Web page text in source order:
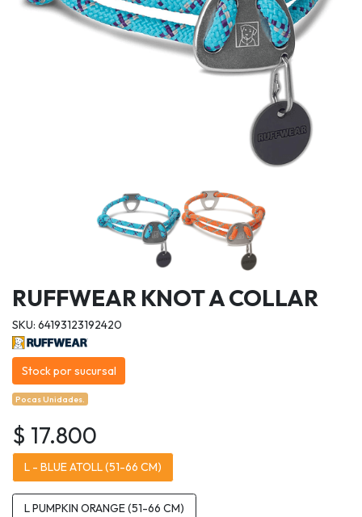
RUFFWEAR KNOT A COLLAR
SKU: 64193123192420
Stock por sucursal
Pocas Unidades.
$ 17.800
L - BLUE ATOLL (51-66 CM)
L PUMPKIN ORANGE (51-66 CM)